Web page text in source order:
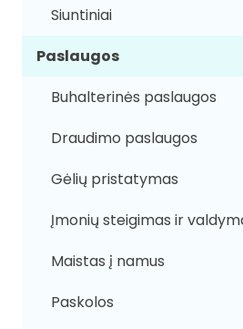
Siuntiniai
Paslaugos
Buhalterinės paslaugos
Draudimo paslaugos
Gėlių pristatymas
Įmonių steigimas ir
Maistas į namus
Paskolos